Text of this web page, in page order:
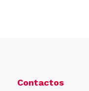
Contactos